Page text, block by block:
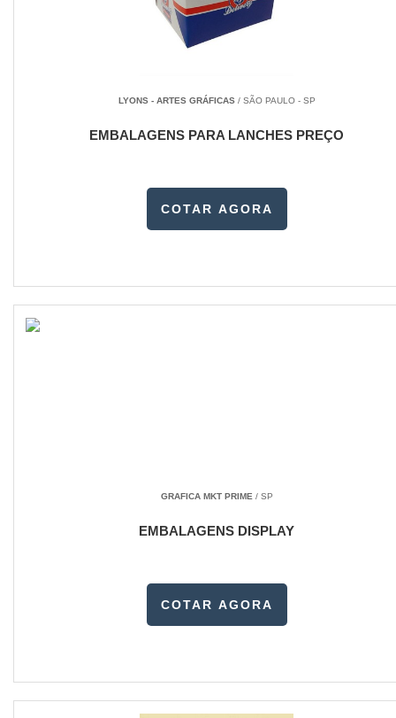
LYONS - ARTES GRÁFICAS/ SÃO PAULO - SP
EMBALAGENS PARA LANCHES PREÇO
COTAR AGORA
GRAFICA MKT PRIME/ SP
EMBALAGENS DISPLAY
COTAR AGORA